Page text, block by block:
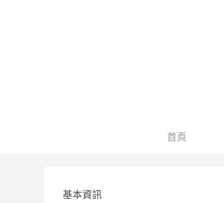
首頁
基本資訊